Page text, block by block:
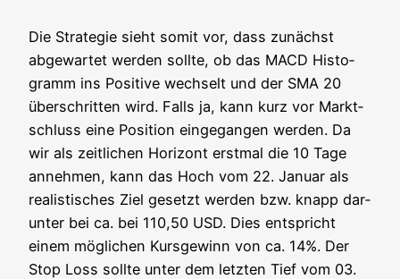
Die Stra­te­gie sieht somit vor, dass zunächst
abge­war­tet wer­den soll­te, ob das MACD His­to­
gramm ins Posi­ti­ve wech­selt und der SMA 20
über­schrit­ten wird. Falls ja, kann kurz vor Markt­
schluss eine Posi­ti­on ein­ge­gan­gen wer­den. Da
wir als zeit­li­chen Hori­zont erst­mal die 10 Tage
anneh­men, kann das Hoch vom 22. Janu­ar als
rea­lis­ti­sches Ziel gesetzt wer­den bzw. knapp dar­
un­ter bei ca. bei 110,50 USD. Dies ent­spricht
einem mög­li­chen Kurs­ge­winn von ca. 14%. Der
Stop Loss soll­te unter dem letz­ten Tief vom 03.